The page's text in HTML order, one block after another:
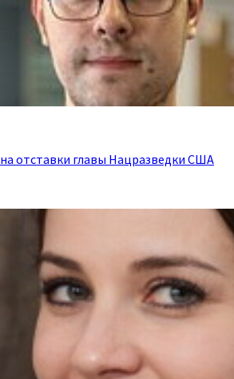
отставки главы Нацразведки США